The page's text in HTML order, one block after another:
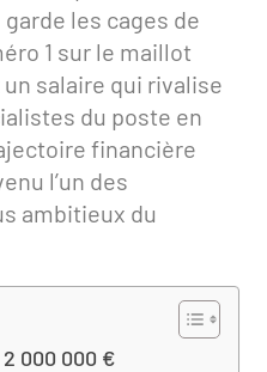
les cages de
1 sur le maillot
salaire qui rivalise
du poste en
financière
l’un des
ambitieux du
000 000 €